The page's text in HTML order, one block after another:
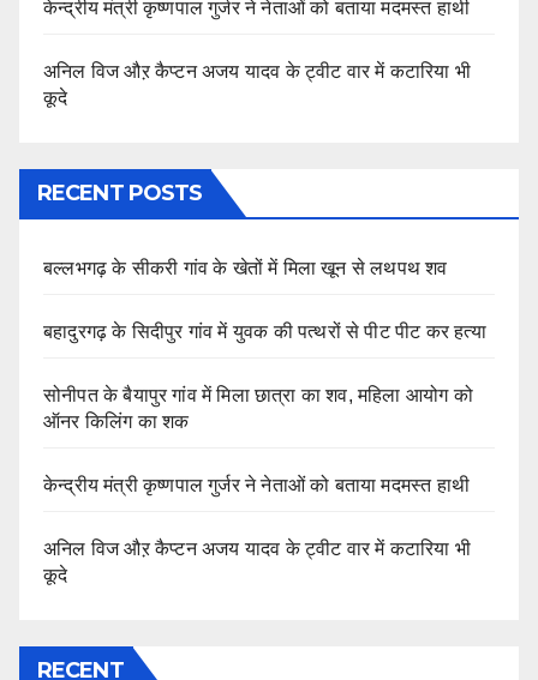
केन्द्रीय मंत्री कृष्णपाल गुर्जर ने नेताओं को बताया मदमस्त हाथी
अनिल विज औऱ कैप्टन अजय यादव के ट्वीट वार में कटारिया भी
कूदे
RECENT POSTS
बल्लभगढ़ के सीकरी गांव के खेतों में मिला खून से लथपथ शव
बहादुरगढ़ के सिदीपुर गांव में युवक की पत्थरों से पीट पीट कर हत्या
सोनीपत के बैयापुर गांव में मिला छात्रा का शव, महिला आयोग को
ऑनर किलिंग का शक
केन्द्रीय मंत्री कृष्णपाल गुर्जर ने नेताओं को बताया मदमस्त हाथी
अनिल विज औऱ कैप्टन अजय यादव के ट्वीट वार में कटारिया भी
कूदे
RECENT